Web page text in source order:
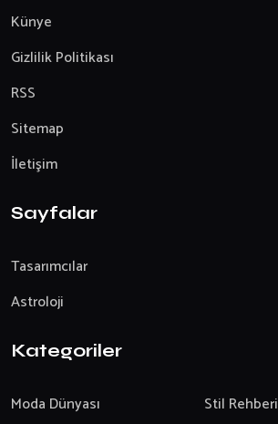
Künye
Gizlilik Politikası
RSS
Sitemap
İletişim
Sayfalar
Tasarımcılar
Astroloji
Kategoriler
Moda Dünyası
Stil Rehberi